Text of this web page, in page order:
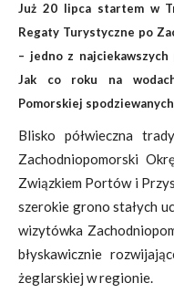
Już 20 lipca startem w
Regaty Turystyczne po
– jedno z
Jak co roku na
Pomorskiej
Blisko półwieczna
Zachodniopomorski
Związkiem Portów i
szerokie grono stałych
wizytówka
błyskawicznie
żeglarskiej w regionie.